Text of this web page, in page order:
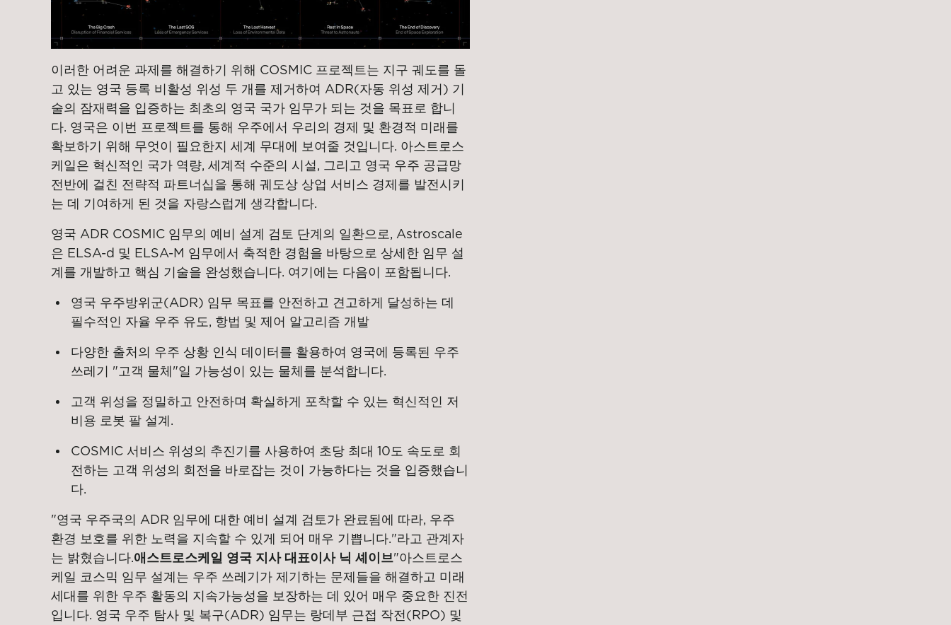
이러한 어려운 과제를 해결하기 위해 COSMIC 프로젝트는 지구 궤도를 돌
고 있는 영국 등록 비활성 위성 두 개를 제거하여 ADR(자동 위성 제거) 기
술의 잠재력을 입증하는 최초의 영국 국가 임무가 되는 것을 목표로 합니
다. 영국은 이번 프로젝트를 통해 우주에서 우리의 경제 및 환경적 미래를
확보하기 위해 무엇이 필요한지 세계 무대에 보여줄 것입니다. 아스트로스
케일은 혁신적인 국가 역량, 세계적 수준의 시설, 그리고 영국 우주 공급망
전반에 걸친 전략적 파트너십을 통해 궤도상 상업 서비스 경제를 발전시키
는 데 기여하게 된 것을 자랑스럽게 생각합니다.
영국 ADR COSMIC 임무의 예비 설계 검토 단계의 일환으로, Astroscale
은 ELSA-d 및 ELSA-M 임무에서 축적한 경험을 바탕으로 상세한 임무 설
계를 개발하고 핵심 기술을 완성했습니다. 여기에는 다음이 포함됩니다.
영국 우주방위군(ADR) 임무 목표를 안전하고 견고하게 달성하는 데
필수적인 자율 우주 유도, 항법 및 제어 알고리즘 개발
다양한 출처의 우주 상황 인식 데이터를 활용하여 영국에 등록된 우주
쓰레기 "고객 물체"일 가능성이 있는 물체를 분석합니다.
고객 위성을 정밀하고 안전하며 확실하게 포착할 수 있는 혁신적인 저
비용 로봇 팔 설계.
COSMIC 서비스 위성의 추진기를 사용하여 초당 최대 10도 속도로 회
전하는 고객 위성의 회전을 바로잡는 것이 가능하다는 것을 입증했습니
다.
"영국 우주국의 ADR 임무에 대한 예비 설계 검토가 완료됨에 따라, 우주
환경 보호를 위한 노력을 지속할 수 있게 되어 매우 기쁩니다."라고 관계자
는 밝혔습니다.애스트로스케일 영국 지사 대표이사 닉 셰이브"아스트로스
케일 코스믹 임무 설계는 우주 쓰레기가 제기하는 문제들을 해결하고 미래
세대를 위한 우주 활동의 지속가능성을 보장하는 데 있어 매우 중요한 진전
입니다. 영국 우주 탐사 및 복구(ADR) 임무는 랑데부 근접 작전(RPO) 및